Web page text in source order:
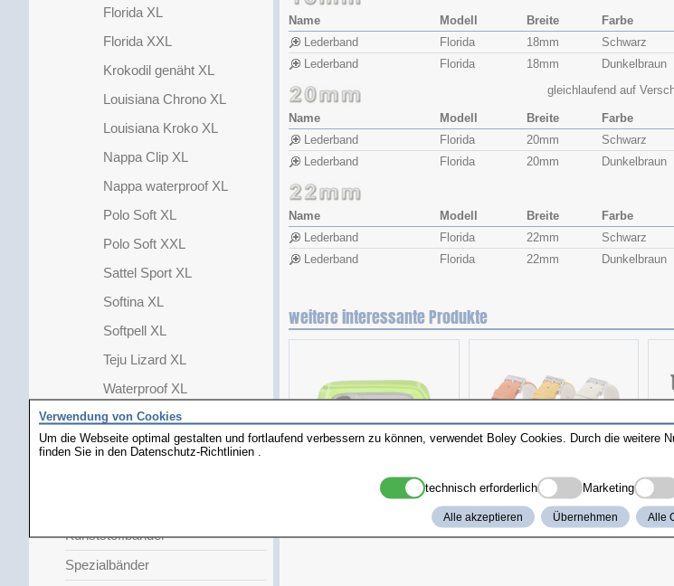
Florida XL
Florida XXL
Krokodil genäht XL
Louisiana Chrono XL
Louisiana Kroko XL
Nappa Clip XL
Nappa waterproof XL
Polo Soft XL
Polo Soft XXL
Sattel Sport XL
Softina XL
Softpell XL
Teju Lizard XL
Waterproof XL
Faltschließe
Damen
Kunststoffbänder
Spezialbänder
Name Modell Breite Farbe
Lederband
Florida 18mm Schwarz
Lederband
Florida 18mm Dunkelbraun
gleichlaufend auf
Name Modell Breite Farbe
Lederband
Florida 20mm Schwarz
Lederband
Florida 20mm Dunkelbraun
Name Modell Breite Farbe
Lederband
Florida 22mm Schwarz
Lederband
Florida 22mm Dunkelbraun
weitere interessante Produkte
Clip-Leuchte Lederbänder-Sortiment
Verwendung von Cookies
Um die Webseite optimal gestalten und fortlaufend verbessern zu können, verwendet Boley Cookies. Durch die weitere
finden Sie in den Datenschutz-Richtlinien
technisch erforderlich Marketing
Alle akzeptieren Übernehmen Alle